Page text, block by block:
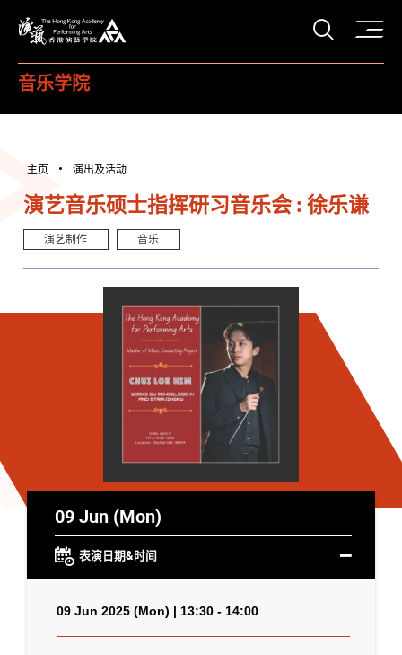
打开
音乐学院
主页 演出及活动
演艺音乐硕士指挥研习音乐会 : 徐乐谦
演艺制作 音乐
09 Jun (Mon)
表演日期&时间
09 Jun 2025 (Mon) | 13:30 - 14:00